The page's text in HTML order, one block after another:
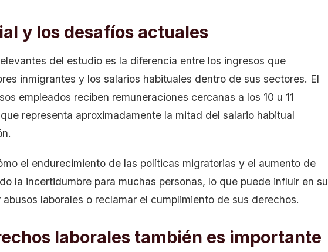
y los desafíos actuales
del estudio es la diferencia entre los ingresos que
inmigrantes y los salarios habituales dentro de sus sectores. El
empleados reciben remuneraciones cercanas a los 10 u 11
representa aproximadamente la mitad del salario habitual
el endurecimiento de las políticas migratorias y el aumento de
la incertidumbre para muchas personas, lo que puede influir en su
laborales o reclamar el cumplimiento de sus derechos.
laborales también es importante